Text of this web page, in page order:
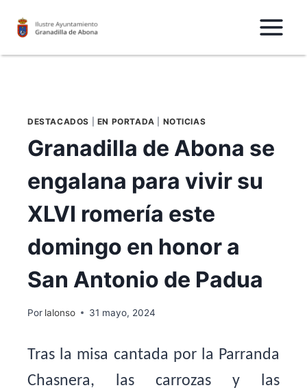
DESTACADOS EN PORTADA NOTICIAS
Granadilla de Abona se
engalana para vivir su
XLVI romería este
domingo en honor a
San Antonio de Padua
Por lalonso 31 mayo, 2024
Tras la misa cantada por la Parranda
Chasnera, las carrozas y las